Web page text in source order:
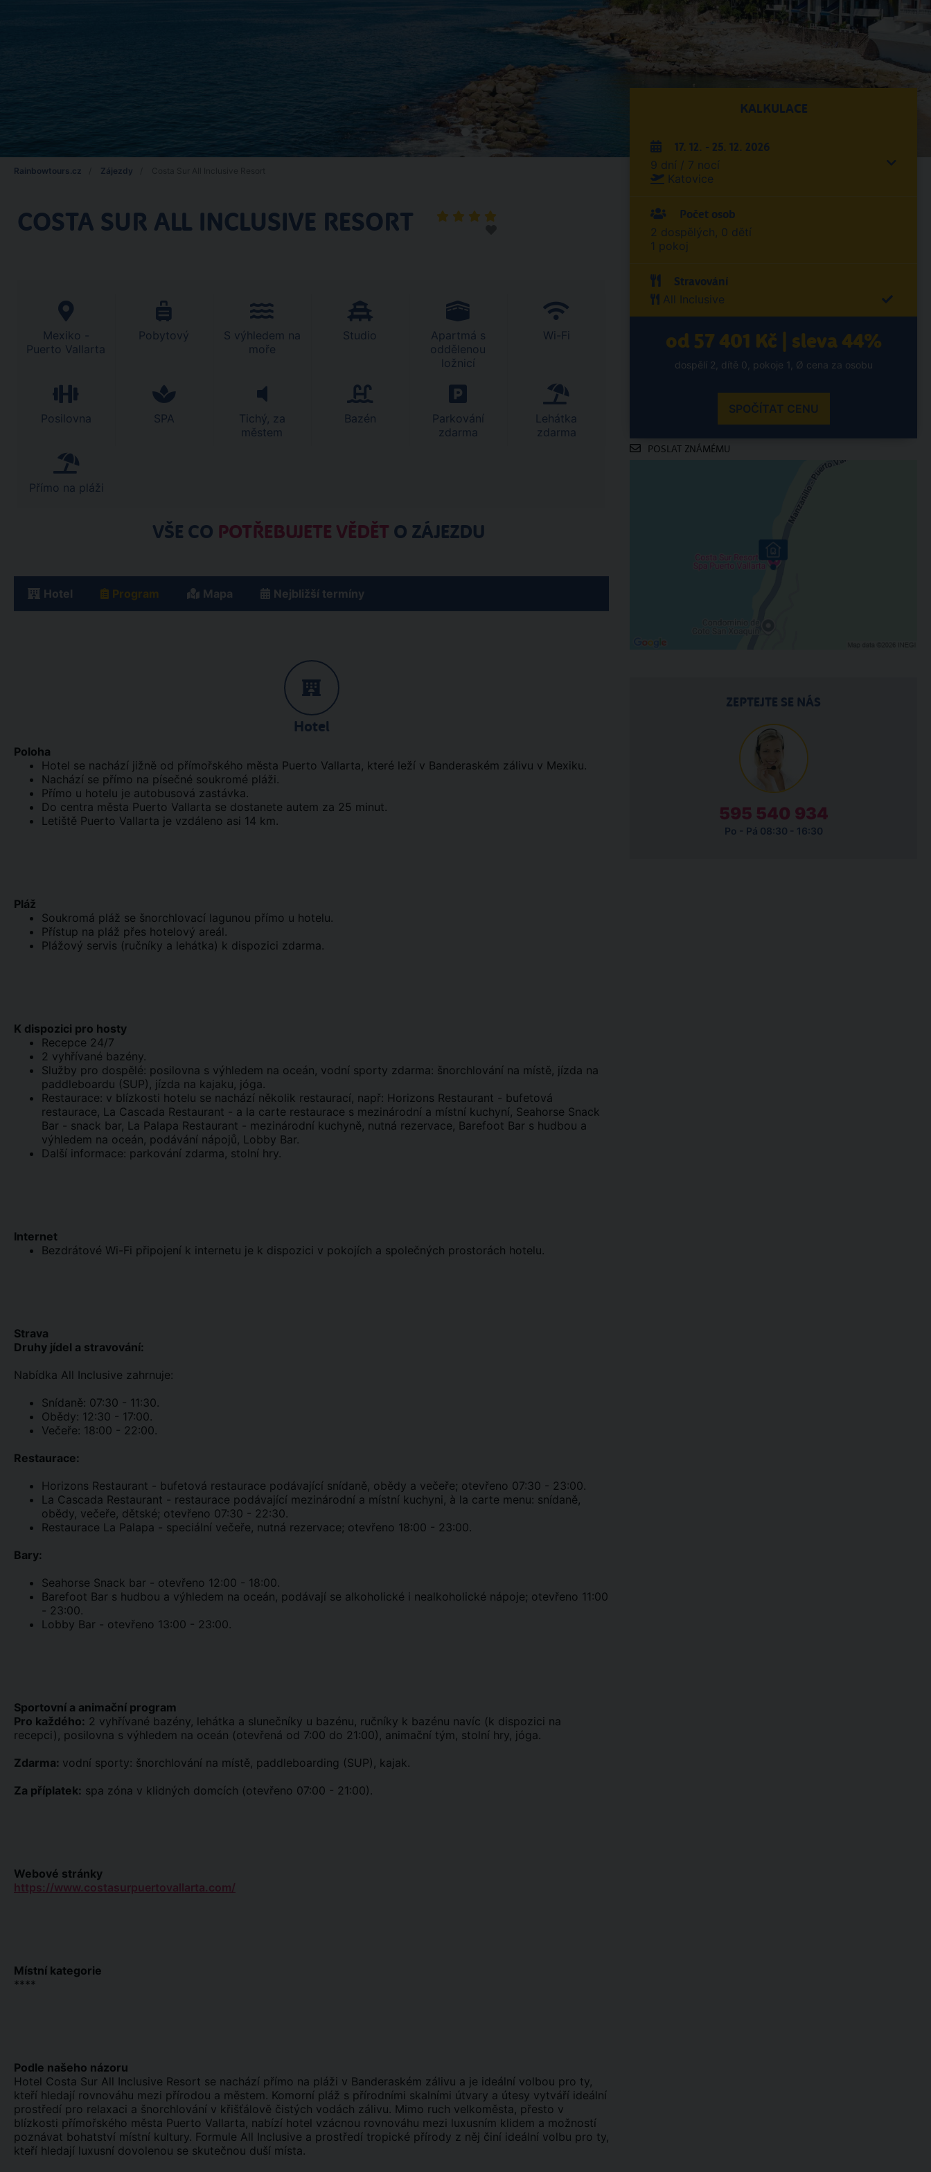
Rainbowtours.cz Zájezdy
COSTA SUR ALL INCLUSIVE RESORT
Mexiko -
Puerto Vallarta
Pobytový
S výhledem na
moře
Studio
Apartmá s
oddělenou
ložnicí
Wi-Fi
Posilovna SPA
Tichý, za
městem
Bazén
Parkování
zdarma
Lehátka
zdarma
Přímo na pláži
VŠE CO POTŘEBUJETE VĚDĚT O ZÁJEZDU
Hotel Program Mapa Nejbližší termíny
Hotel
Poloha
Hotel se nachází jižně od přímořského města Puerto Vallarta, které leží v Banderaském zálivu v Mexiku.
Nachází se přímo na písečné soukromé pláži.
Přímo u hotelu je autobusová zastávka.
Do centra města Puerto Vallarta se dostanete autem za 25 minut.
Letiště Puerto Vallarta je vzdáleno asi 14 km.
Pláž
Soukromá pláž se šnorchlovací lagunou přímo u hotelu.
Přístup na pláž přes hotelový areál.
Plážový servis (ručníky a lehátka) k dispozici zdarma.
K dispozici pro hosty
Recepce 24/7
2 vyhřívané bazény.
Služby pro dospělé: posilovna s výhledem na oceán, vodní sporty zdarma: šnorchlování na místě, jízda na
paddleboardu (SUP), jízda na kajaku, jóga.
Restaurace: v blízkosti hotelu se nachází několik restaurací, např: Horizons Restaurant - bufetová
restaurace, La Cascada Restaurant - a la carte restaurace s mezinárodní a místní kuchyní, Seahorse Snack
Bar - snack bar, La Palapa Restaurant - mezinárodní kuchyně, nutná rezervace, Barefoot Bar s hudbou a
výhledem na oceán, podávání nápojů, Lobby Bar.
Další informace: parkování zdarma, stolní hry.
Internet
Bezdrátové Wi-Fi připojení k internetu je k dispozici v pokojích a společných prostorách hotelu.
Strava
Druhy jídel a stravování:
Nabídka All Inclusive zahrnuje:
Snídaně: 07:30 - 11:30.
Obědy: 12:30 - 17:00.
Večeře: 18:00 - 22:00.
Restaurace:
Horizons Restaurant - bufetová restaurace podávající snídaně, obědy a večeře; otevřeno 07:30 - 23:00.
La Cascada Restaurant - restaurace podávající mezinárodní a místní kuchyni, à la carte menu: snídaně,
obědy, večeře, dětské; otevřeno 07:30 - 22:30.
Restaurace La Palapa - speciální večeře, nutná rezervace; otevřeno 18:00 - 23:00.
Bary:
Seahorse Snack bar - otevřeno 12:00 - 18:00.
Barefoot Bar s hudbou a výhledem na oceán, podávají se alkoholické i nealkoholické nápoje; otevřeno 11:00
- 23:00.
Lobby Bar - otevřeno 13:00 - 23:00.
Sportovní a animační program
Pro každého: 2 vyhřívané bazény, lehátka a slunečníky u bazénu, ručníky k bazénu navíc (k dispozici na
recepci), posilovna s výhledem na oceán (otevřená od 7:00 do 21:00), animační tým, stolní hry, jóga.
Zdarma: vodní sporty: šnorchlování na místě, paddleboarding (SUP), kajak.
Za příplatek: spa zóna v klidných domcích (otevřeno 07:00 - 21:00).
Webové stránky
https://www.costasurpuertovallarta.com/
Místní kategorie
****
Podle našeho názoru
Hotel Costa Sur All Inclusive Resort se nachází přímo na pláži v Banderaském zálivu a je ideální volbou pro ty,
kteří hledají rovnováhu mezi přírodou a městem. Komorní pláž s přírodními skalními útvary a útesy vytváří ideální
prostředí pro relaxaci a šnorchlování v křišťálově čistých vodách zálivu. Mimo ruch velkoměsta, přesto v
blízkosti přímořského města Puerto Vallarta, nabízí hotel vzácnou rovnováhu mezi luxusním klidem a možností
poznávat bohatství místní kultury. Formule All Inclusive a prostředí tropické přírody z něj činí ideální volbu pro ty,
kteří hledají luxusní dovolenou se skutečnou duší místa.
KALKULACE
17. 12. - 25. 12. 2026
9 dní / 7 nocí
Katovice
Počet osob
2 dospělých, 0 dětí
1 pokoj
Stravování
All Inclusive
od 57 401 Kč | sleva 44%
dospělí 2, dítě 0, pokoje 1, Ø cena za osobu
SPOČÍTAT CENU
POSLAT ZNÁMÉMU
ZEPTEJTE SE NÁS
595 540 934
Po - Pá 08:30 - 16:30